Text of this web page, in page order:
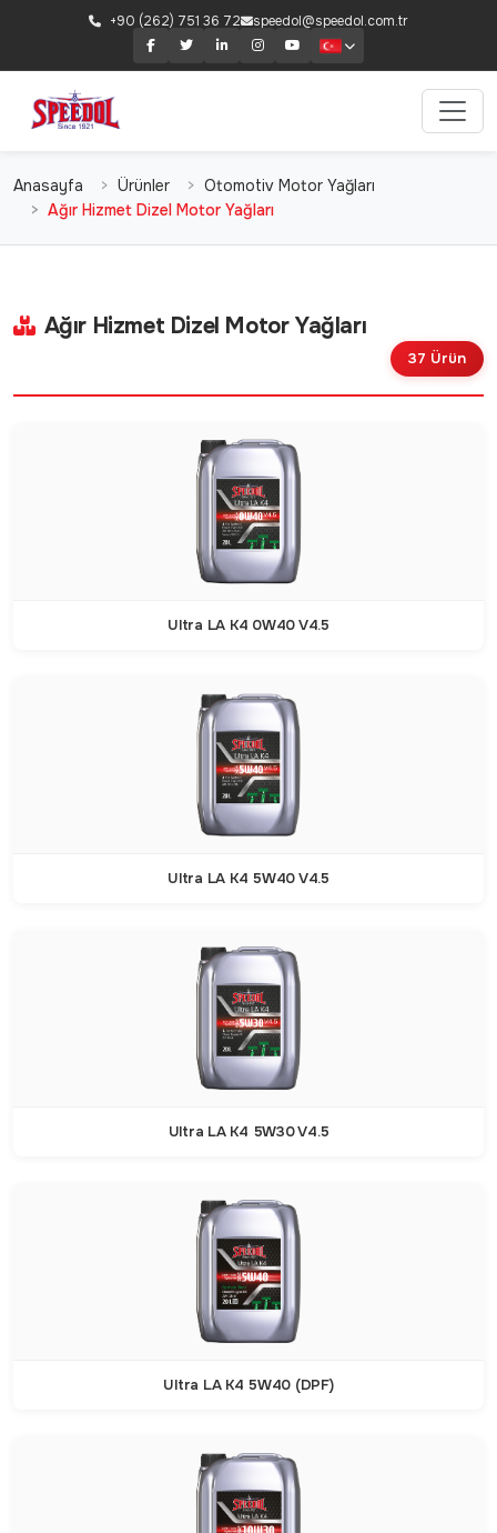
+90 (262) 751 36 72 speedol@speedol.com.tr
Anasayfa Ürünler
Otomotiv Motor Yağları
Ağır Hizmet Dizel Motor Yağları
Ağır Hizmet Dizel Motor Yağları
37 Ürün
Ultra LA K4 0W40 V4.5
Ultra LA K4 5W40 V4.5
Ultra LA K4 5W30 V4.5
Ultra LA K4 5W40 (DPF)